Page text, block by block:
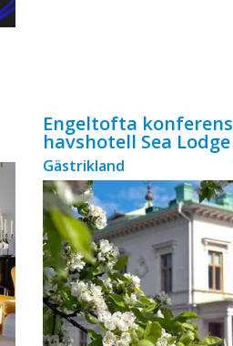
Engeltofta
havshotell Sea Lodge
Gästrikland